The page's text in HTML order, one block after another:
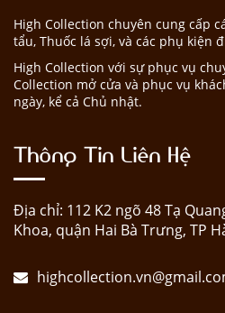
High Collection chuyên cung cấp
tẩu, Thuốc lá sợi, và các phụ kiện
High Collection với sự phục vụ
Collection mở cửa và phục vụ
ngày, kể cả Chủ nhật.
Thông Tin Liên Hệ
Địa chỉ: 112 K2 ngõ 48 Tạ
Khoa, quận Hai Bà Trưng, TP